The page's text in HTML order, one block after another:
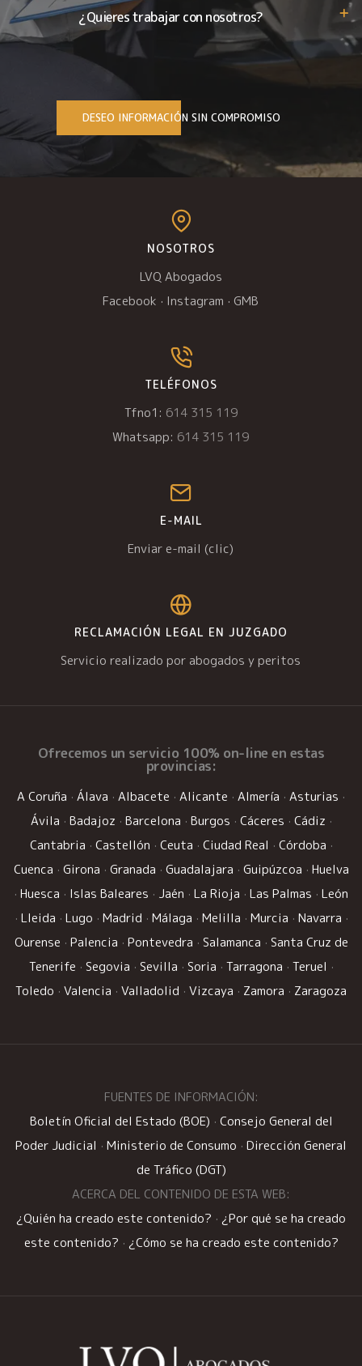
¿Quieres trabajar con nosotros?
DESEO INFORMACIÓN SIN COMPROMISO
NOSOTROS
LVQ Abogados
Facebook · Instagram · GMB
TELÉFONOS
Tfno1: 614 315 119
Whatsapp: 614 315 119
E-MAIL
Enviar e-mail (clic)
RECLAMACIÓN LEGAL EN JUZGADO
Servicio realizado por abogados y peritos
Ofrecemos un servicio 100% on-line en estas
provincias:
A Coruña · Álava · Albacete · Alicante · Almería · Asturias ·
Ávila · Badajoz · Barcelona · Burgos · Cáceres · Cádiz ·
Cantabria · Castellón · Ceuta · Ciudad Real · Córdoba ·
Cuenca · Girona · Granada · Guadalajara · Guipúzcoa · Huelva
· Huesca · Islas Baleares · Jaén · La Rioja · Las Palmas · León
· Lleida · Lugo · Madrid · Málaga · Melilla · Murcia · Navarra ·
Ourense · Palencia · Pontevedra · Salamanca · Santa Cruz de
Tenerife · Segovia · Sevilla · Soria · Tarragona · Teruel ·
Toledo · Valencia · Valladolid · Vizcaya · Zamora · Zaragoza
FUENTES DE INFORMACIÓN:
Boletín Oficial del Estado (BOE) · Consejo General del
Poder Judicial · Ministerio de Consumo · Dirección General
de Tráfico (DGT)
ACERCA DEL CONTENIDO DE ESTA WEB:
¿Quién ha creado este contenido? · ¿Por qué se ha creado
este contenido? · ¿Cómo se ha creado este contenido?